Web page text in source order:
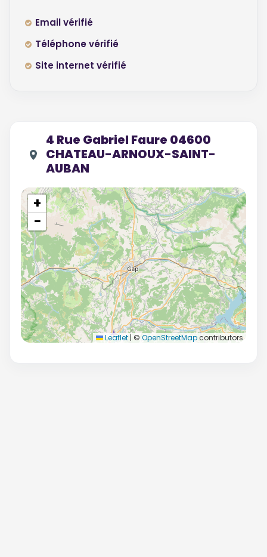
Email vérifié
Téléphone vérifié
Site internet vérifié
4 Rue Gabriel Faure 04600
CHATEAU-ARNOUX-SAINT-
AUBAN
+
−
Leaflet | © OpenStreetMapcontributors